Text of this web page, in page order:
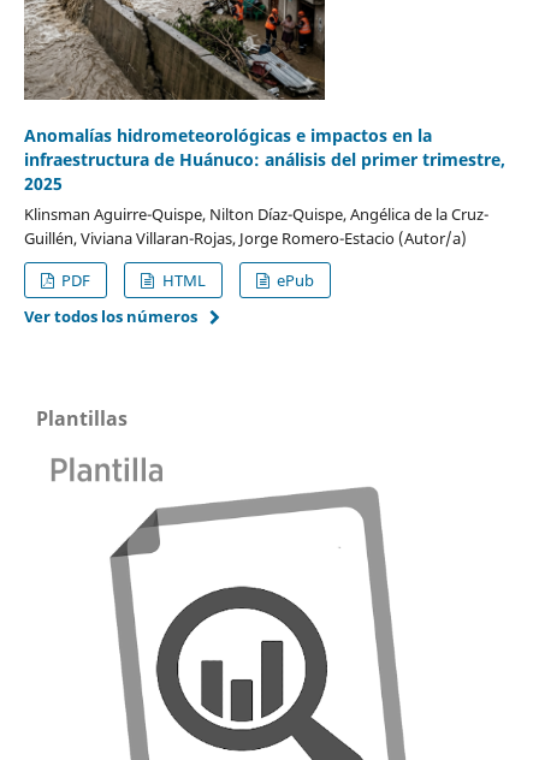
Anomalías hidrometeorológicas e impactos en la
infraestructura de Huánuco: análisis del primer trimestre,
2025
Klinsman Aguirre-Quispe, Nilton Díaz-Quispe, Angélica de la Cruz-
Guillén, Viviana Villaran-Rojas, Jorge Romero-Estacio (Autor/a)
PDF
HTML
ePub
Ver todos los números
Plantillas